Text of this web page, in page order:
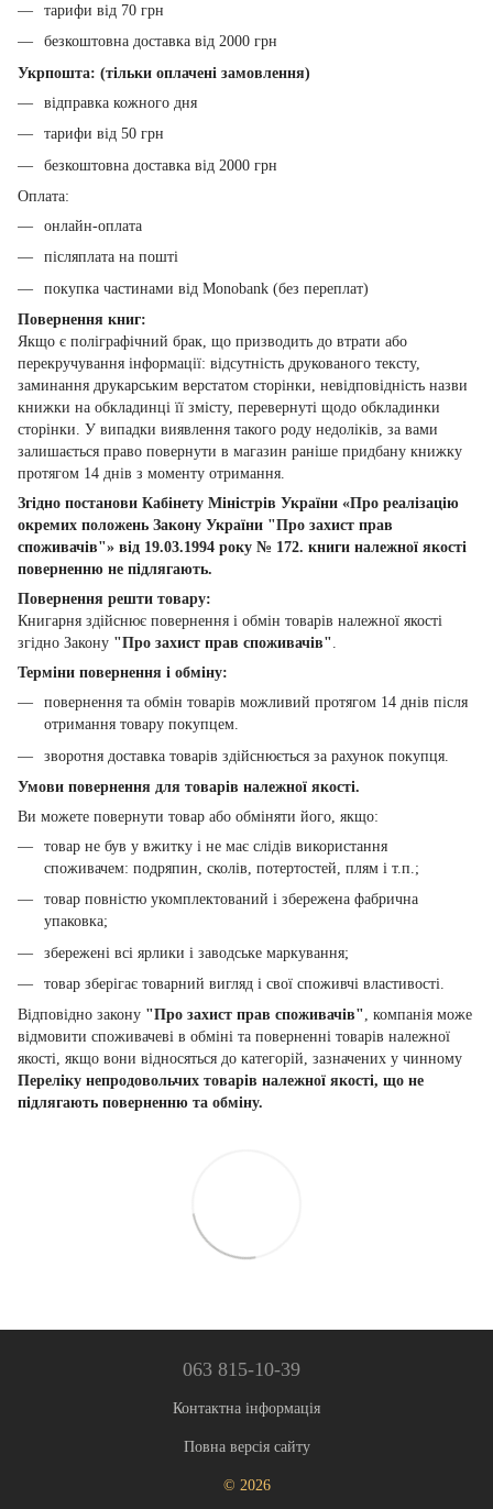
тарифи від 70 грн
безкоштовна доставка від 2000 грн
Укрпошта: (тільки оплачені замовлення)
відправка кожного дня
тарифи від 50 грн
безкоштовна доставка від 2000 грн
Оплата:
онлайн-оплата
післяплата на пошті
покупка частинами від Monobank (без переплат)
Повернення книг:
Якщо є поліграфічний брак, що призводить до втрати або
перекручування інформації: відсутність друкованого тексту,
заминання друкарським верстатом сторінки, невідповідність назви
книжки на обкладинці її змісту, перевернуті щодо обкладинки
сторінки. У випадки виявлення такого роду недоліків, за вами
залишається право повернути в магазин раніше придбану книжку
протягом 14 днів з моменту отримання.
Згідно постанови Кабінету Міністрів України «Про реалізацію
окремих положень Закону України "Про захист прав
споживачів"» від 19.03.1994 року № 172. книги належної якості
поверненню не підлягають.
Повернення решти товару:
Книгарня здійснює повернення і обмін товарів належної якості
згідно Закону "Про захист прав споживачів".
Терміни повернення і обміну:
повернення та обмін товарів можливий протягом 14 днів після
отримання товару покупцем.
зворотня доставка товарів здійснюється за рахунок покупця.
Умови повернення для товарів належної якості.
Ви можете повернути товар або обміняти його, якщо:
товар не був у вжитку і не має слідів використання
споживачем: подряпин, сколів, потертостей, плям і т.п.;
товар повністю укомплектований і збережена фабрична
упаковка;
збережені всі ярлики і заводське маркування;
товар зберігає товарний вигляд і свої споживчі властивості.
Відповідно закону "Про захист прав споживачів", компанія може
відмовити споживачеві в обміні та поверненні товарів належної
якості, якщо вони відносяться до категорій, зазначених у чинному
Переліку непродовольчих товарів належної якості, що не
підлягають поверненню та обміну.
063 815-10-39
Контактна інформація
Повна версія сайту
© 2026